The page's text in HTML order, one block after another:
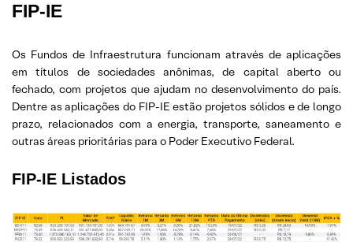
FIP-IE
Os Fundos de Infraestrutura funcionam através de aplicações
em títulos de sociedades anônimas, de capital aberto ou
fechado, com projetos que ajudam no desenvolvimento do país.
Dentre as aplicações do FIP-IE estão projetos sólidos e de longo
prazo, relacionados com a energia, transporte, saneamento e
outras áreas prioritárias para o Poder Executivo Federal.
FIP-IE Listados